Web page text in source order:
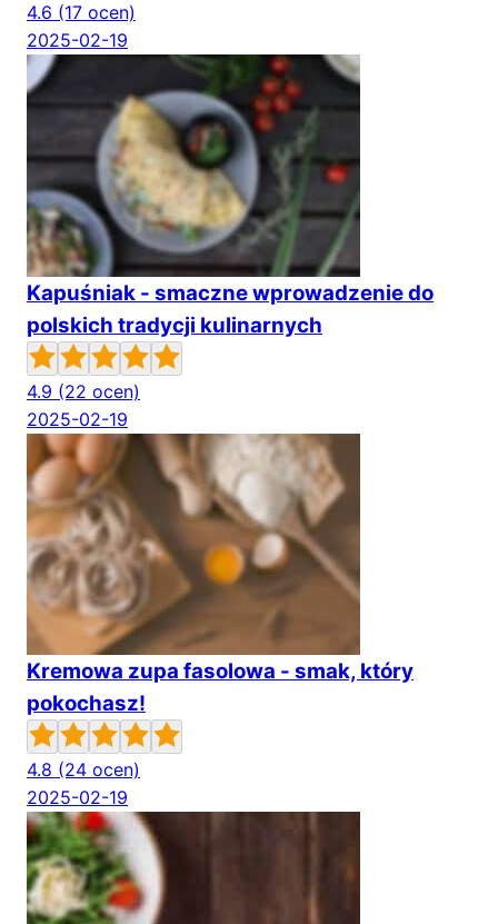
4.6 (17 ocen)
2025-02-19
Kapuśniak - smaczne wprowadzenie do
polskich tradycji kulinarnych
4.9 (22 ocen)
2025-02-19
Kremowa zupa fasolowa - smak, który
pokochasz!
4.8 (24 ocen)
2025-02-19